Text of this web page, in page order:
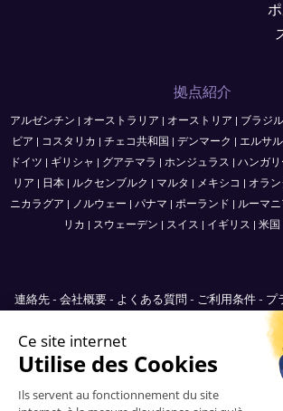
拠点紹介
アルゼンチン | オーストラリア | オーストリア | ブラジル
ビア | コスタリカ | チェコ共和国 | デンマーク | エルサ
ドイツ | ギリシャ | グアテマラ | ホンジュラス | ハンガリ
リア | 日本 | ルクセンブルク | マルタ | メキシコ | オラ
ニカラグア | ノルウェー | パナマ | ポーランド | ルーマニ
リカ | スウェーデン | スイス | イギリス | 米国
連絡先 - 会社概要 - よくある質問 - ご利用条件 - プ